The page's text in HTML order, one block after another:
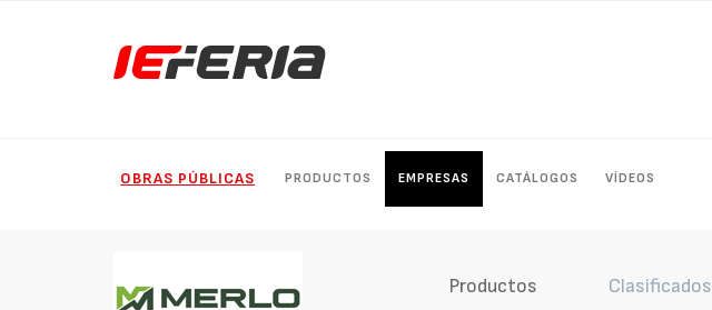
OBRAS PÚBLICAS PRODUCTOS EMPRESAS CATÁLOGOS VÍDEOS
Productos Clasificados